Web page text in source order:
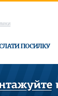
ПОСИЛКУ